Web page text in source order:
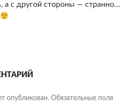
а с другой стороны — странно…
опубликован. Обязательные поля